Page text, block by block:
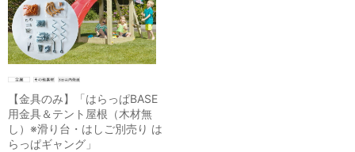
【金具のみ】「はらっぱBASE
用金具＆テント屋根（木材無
し）※滑り台・はしご別売り は
らっぱギャング」